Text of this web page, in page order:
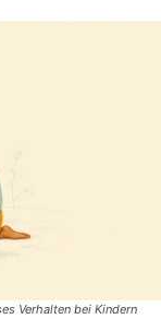
Verhalten bei Kindern